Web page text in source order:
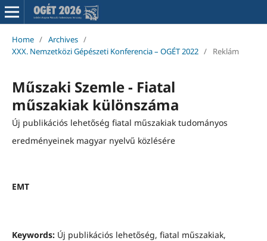
Home / Archives /
XXX. Nemzetközi Gépészeti Konferencia – OGÉT 2022 / Reklám
Műszaki Szemle - Fiatal
műszakiak különszáma
Új publikációs lehetőség fiatal műszakiak tudományos
eredményeinek magyar nyelvű közlésére
EMT
Keywords: Új publikációs lehetőség, fiatal műszakiak,